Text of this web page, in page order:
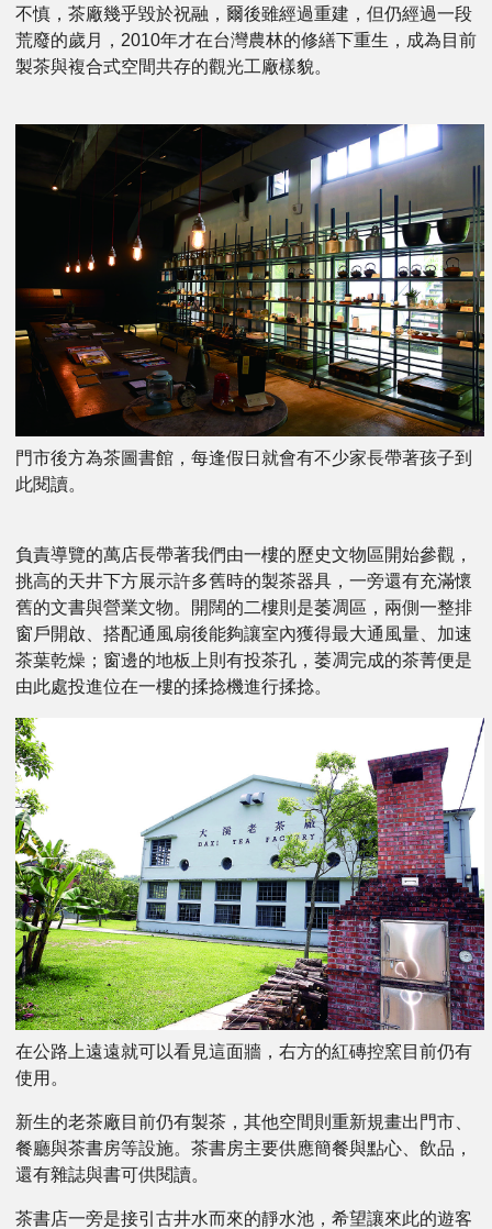
不慎，茶廠幾乎毀於祝融，爾後雖經過重建，但仍經過一段
荒廢的歲月，2010年才在台灣農林的修繕下重生，成為目前
製茶與複合式空間共存的觀光工廠樣貌。
門市後方為茶圖書館，每逢假日就會有不少家長帶著孩子到
此閱讀。
負責導覽的萬店長帶著我們由一樓的歷史文物區開始參觀，
挑高的天井下方展示許多舊時的製茶器具，一旁還有充滿懷
舊的文書與營業文物。開闊的二樓則是萎凋區，兩側一整排
窗戶開啟、搭配通風扇後能夠讓室內獲得最大通風量、加速
茶葉乾燥；窗邊的地板上則有投茶孔，萎凋完成的茶菁便是
由此處投進位在一樓的揉捻機進行揉捻。
在公路上遠遠就可以看見這面牆，右方的紅磚控窯目前仍有
使用。
新生的老茶廠目前仍有製茶，其他空間則重新規畫出門市、
餐廳與茶書房等設施。茶書房主要供應簡餐與點心、飲品，
還有雜誌與書可供閱讀。
茶書店一旁是接引古井水而來的靜水池，希望讓來此的遊客